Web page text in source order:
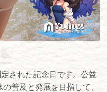
された記念日です。公益
普及と発展を目指して、